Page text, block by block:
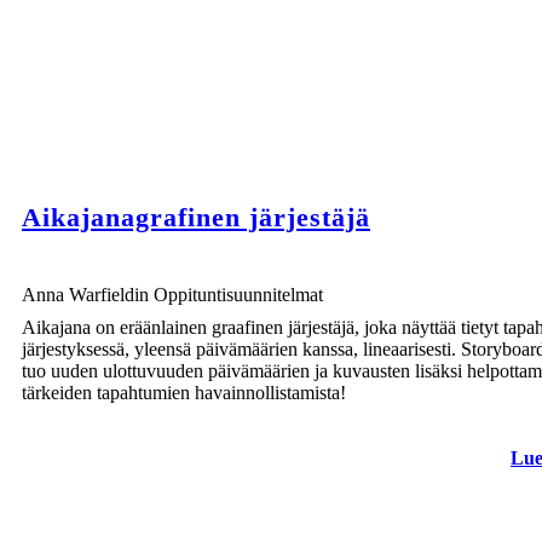
AMPUMISTA FORT SUMTER
Aikajanagrafinen järjestäjä
Anna Warfieldin Oppituntisuunnitelmat
Aikajana on eräänlainen graafinen järjestäjä, joka näyttää tietyt
järjestyksessä, yleensä päivämäärien kanssa, lineaarisesti.
tuo uuden ulottuvuuden päivämäärien ja kuvausten lisäksi
tärkeiden tapahtumien havainnollistamista!